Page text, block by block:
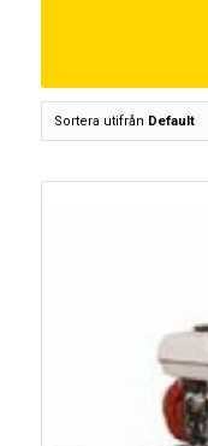
Sortera utifrån Default